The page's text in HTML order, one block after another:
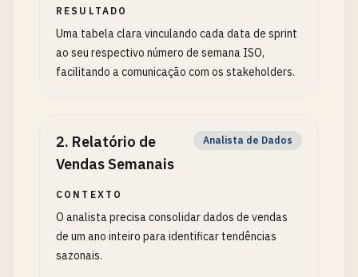
RESULTADO
Uma tabela clara vinculando cada data de sprint
ao seu respectivo número de semana ISO,
facilitando a comunicação com os stakeholders.
2. Relatório de
Vendas Semanais
Analista de Dados
CONTEXTO
O analista precisa consolidar dados de vendas
de um ano inteiro para identificar tendências
sazonais.